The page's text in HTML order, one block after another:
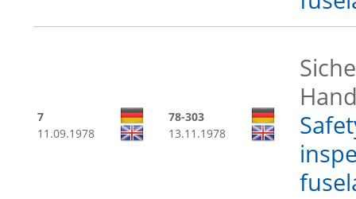
7
11.09.1978
78-303
13.11.1978